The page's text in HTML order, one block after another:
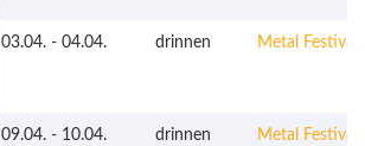
03.04. - 04.04. drinnen Metal Festivals
09.04. - 10.04. drinnen Metal Festivals